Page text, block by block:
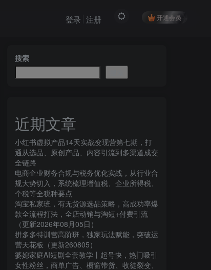
开通会员
登录 注册
搜索
近期文章
小红书虚拟产品14天实战变现营第七期，打
通从选品、原创产品、内容引流到多渠道成交
全链路
电商企业财务合规与税务优化实战，从行业合
规大势切入，系统梳理增值税、企业所得税、
个税等全税种要点
淘宝私家班，有无货源选品策略，高成功率爆
款全流程打法，全店动销与淘短+付费引流
（更新2026年08月05日）
拼多多特训营高阶班，独家玩法赋能，突破运
营天花板（更新260805）
婆媳家庭AI短剧全套教学丨起号快，热门吸引
女性粉丝，商单广告、橱窗带货、收徒裂变、